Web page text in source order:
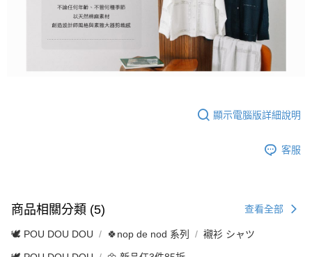
顯示電腦版詳細說明
客服
商品相關分類 (5) 查看全部
🕊️ POU DOU DOU 🍀nop de nod 系列 襯衫 シャツ